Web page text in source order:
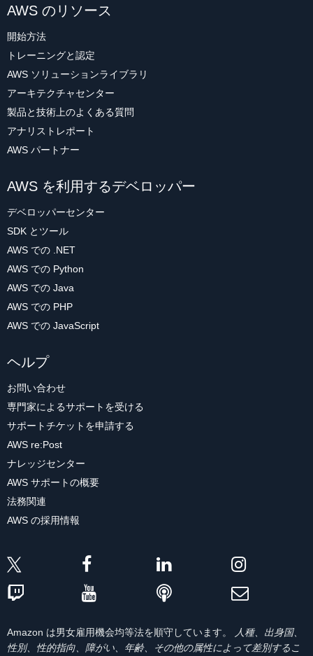
AWS のリソース
開始方法
トレーニングと認定
AWS ソリューションライブラリ
アーキテクチャセンター
製品と技術上のよくある質問
アナリストレポート
AWS パートナー
AWS を利用するデベロッパー
デベロッパーセンター
SDK とツール
AWS での .NET
AWS での Python
AWS での Java
AWS での PHP
AWS での JavaScript
ヘルプ
お問い合わせ
専門家によるサポートを受ける
サポートチケットを申請する
AWS re:Post
ナレッジセンター
AWS サポートの概要
法務関連
AWS の採用情報
Amazon は男女雇用機会均等法を順守しています。
人種、出身国、
性別、性的指向、障がい、年齢、その他の属性によって差別するこ